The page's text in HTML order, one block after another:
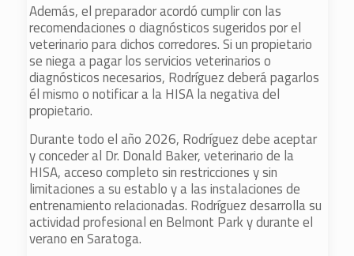
Además, el preparador acordó cumplir con las
recomendaciones o diagnósticos sugeridos por el
veterinario para dichos corredores. Si un propietario
se niega a pagar los servicios veterinarios o
diagnósticos necesarios, Rodríguez deberá pagarlos
él mismo o notificar a la HISA la negativa del
propietario.
Durante todo el año 2026, Rodríguez debe aceptar
y conceder al Dr. Donald Baker, veterinario de la
HISA, acceso completo sin restricciones y sin
limitaciones a su establo y a las instalaciones de
entrenamiento relacionadas. Rodríguez desarrolla su
actividad profesional en Belmont Park y durante el
verano en Saratoga.